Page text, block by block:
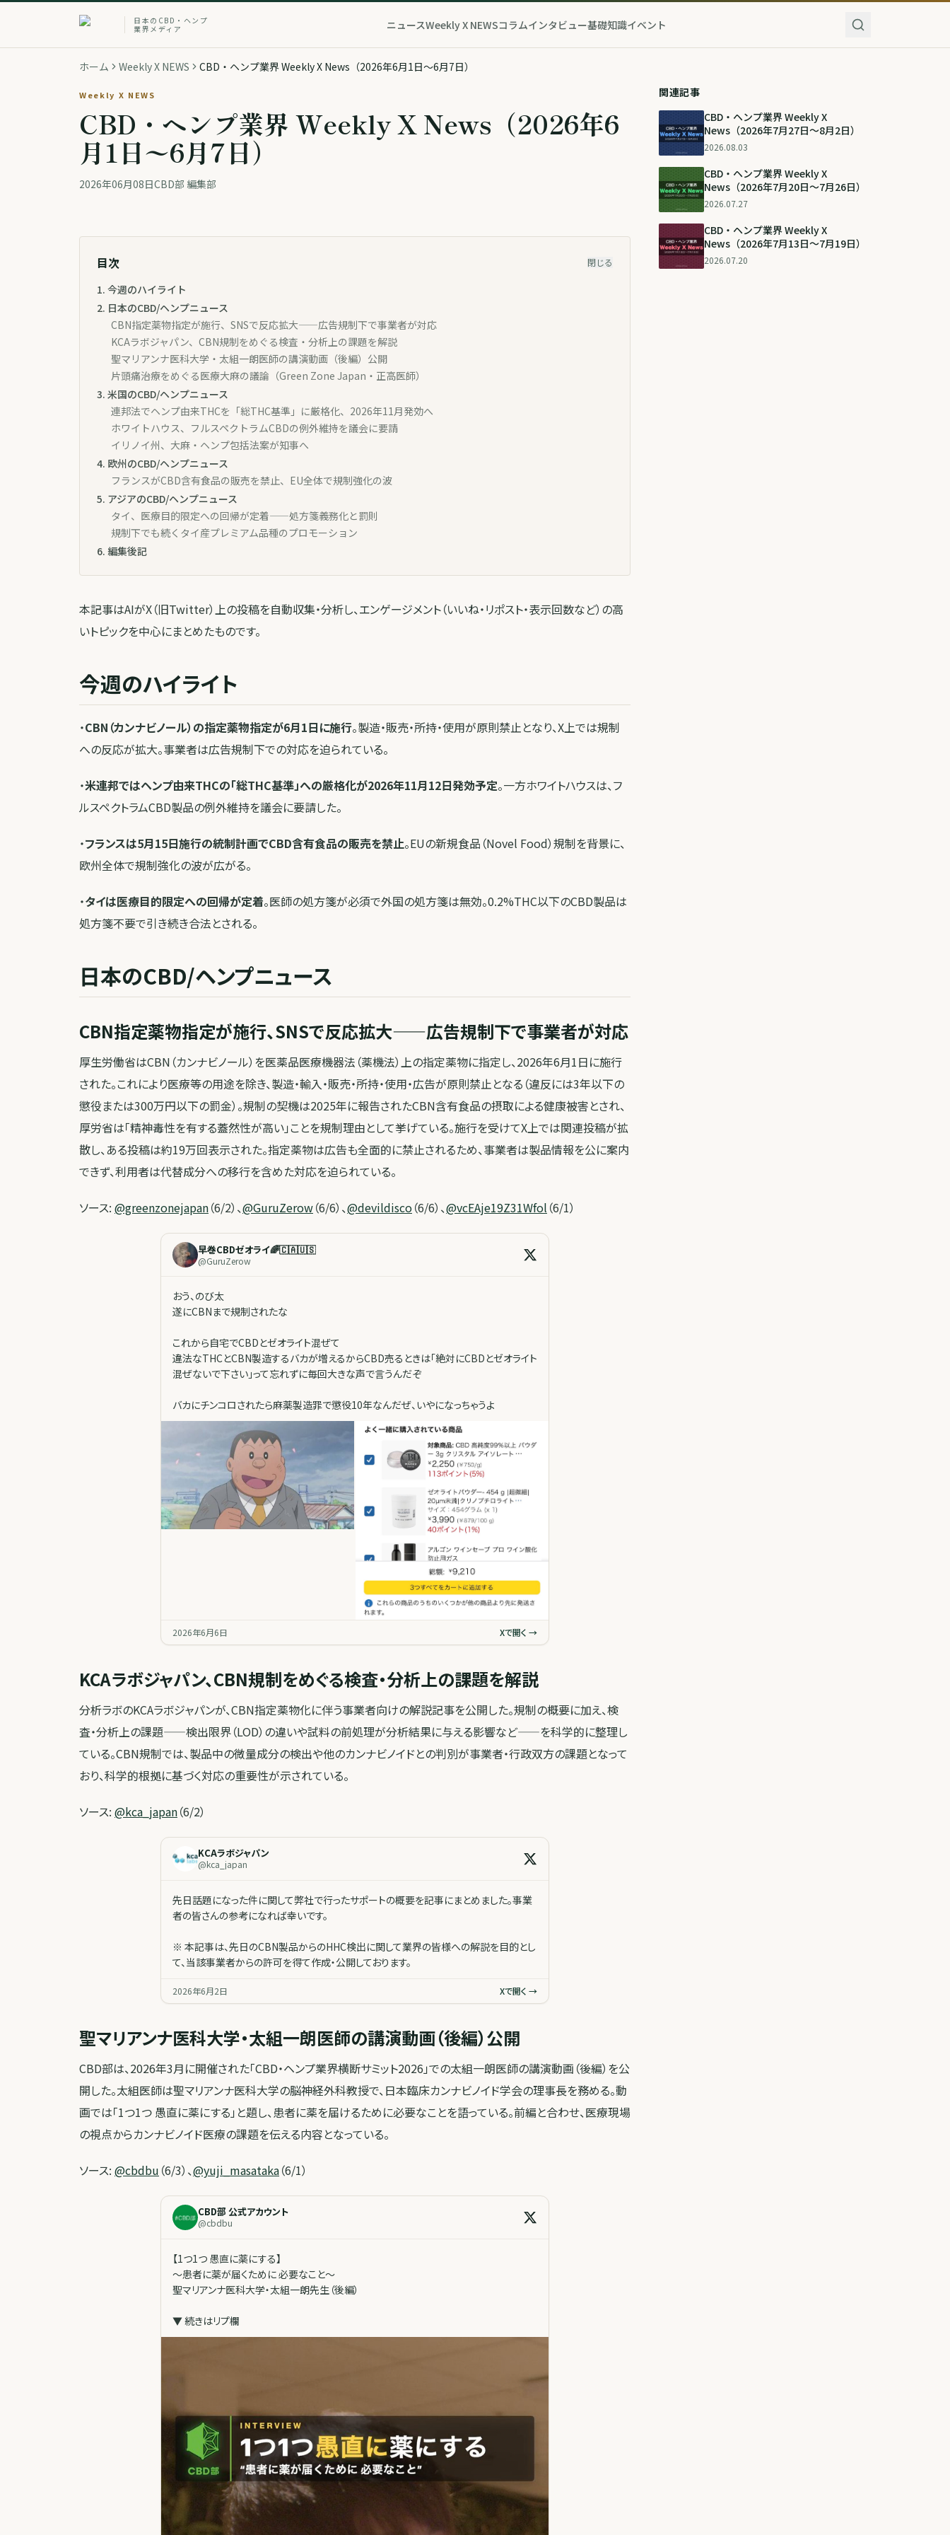
日本のCBD・ヘンプ
業界メディア
ニュースWeekly X NEWSコラムインタビュー基礎知識イベント
ホーム Weekly X NEWS CBD・ヘンプ業界 Weekly X News（2026年6月1日〜6月7日）
Weekly X NEWS
CBD・ヘンプ業界 Weekly X News（2026年6
月1日〜6月7日）
2026年06月08日CBD部 編集部
目次 閉じる
1. 今週のハイライト
2. 日本のCBD/ヘンプニュース
CBN指定薬物指定が施行、SNSで反応拡大——広告規制下で事業者が対応
KCAラボジャパン、CBN規制をめぐる検査・分析上の課題を解説
聖マリアンナ医科大学・太組一朗医師の講演動画（後編）公開
片頭痛治療をめぐる医療大麻の議論（Green Zone Japan・正高医師）
3. 米国のCBD/ヘンプニュース
連邦法でヘンプ由来THCを「総THC基準」に厳格化、2026年11月発効へ
ホワイトハウス、フルスペクトラムCBDの例外維持を議会に要請
イリノイ州、大麻・ヘンプ包括法案が知事へ
4. 欧州のCBD/ヘンプニュース
フランスがCBD含有食品の販売を禁止、EU全体で規制強化の波
5. アジアのCBD/ヘンプニュース
タイ、医療目的限定への回帰が定着——処方箋義務化と罰則
規制下でも続くタイ産プレミアム品種のプロモーション
6. 編集後記
本記事はAIがX（旧Twitter）上の投稿を自動収集・分析し、エンゲージメント（いいね・リポスト・表示回数など）の高
いトピックを中心にまとめたものです。
今週のハイライト
・CBN（カンナビノール）の指定薬物指定が6月1日に施行。製造・販売・所持・使用が原則禁止となり、X上では規制
への反応が拡大。事業者は広告規制下での対応を迫られている。
・米連邦ではヘンプ由来THCの「総THC基準」への厳格化が2026年11月12日発効予定。一方ホワイトハウスは、フ
ルスペクトラムCBD製品の例外維持を議会に要請した。
・フランスは5月15日施行の統制計画でCBD含有食品の販売を禁止。EUの新規食品（Novel Food）規制を背景に、
欧州全体で規制強化の波が広がる。
・タイは医療目的限定への回帰が定着。医師の処方箋が必須で外国の処方箋は無効。0.2%THC以下のCBD製品は
処方箋不要で引き続き合法とされる。
日本のCBD/ヘンプニュース
CBN指定薬物指定が施行、SNSで反応拡大——広告規制下で事業者が対応
厚生労働省はCBN（カンナビノール）を医薬品医療機器法（薬機法）上の指定薬物に指定し、2026年6月1日に施行
された。これにより医療等の用途を除き、製造・輸入・販売・所持・使用・広告が原則禁止となる（違反には3年以下の
懲役または300万円以下の罰金）。規制の契機は2025年に報告されたCBN含有食品の摂取による健康被害とされ、
厚労省は「精神毒性を有する蓋然性が高い」ことを規制理由として挙げている。施行を受けてX上では関連投稿が拡
散し、ある投稿は約19万回表示された。指定薬物は広告も全面的に禁止されるため、事業者は製品情報を公に案内
できず、利用者は代替成分への移行を含めた対応を迫られている。
ソース: @greenzonejapan（6/2）、@GuruZerow（6/6）、@devildisco（6/6）、@vcEAje19Z31Wfol （6/1）
早巻CBDゼオライ🌈🇨🇦🇺🇸
@GuruZerow
おう、のび太
遂にCBNまで規制されたな
これから自宅でCBDとゼオライト混ぜて
違法なTHCとCBN製造するバカが増えるからCBD売るときは「絶対にCBDとゼオライト
混ぜないで下さい」って忘れずに毎回大きな声で言うんだぞ
バカにチンコロされたら麻薬製造罪で懲役10年なんだぜ、いやになっちゃうよ
2026年6月6日 Xで開く →
KCAラボジャパン、CBN規制をめぐる検査・分析上の課題を解説
分析ラボのKCAラボジャパンが、CBN指定薬物化に伴う事業者向けの解説記事を公開した。規制の概要に加え、検
査・分析上の課題——検出限界（LOD）の違いや試料の前処理が分析結果に与える影響など——を科学的に整理し
ている。CBN規制では、製品中の微量成分の検出や他のカンナビノイドとの判別が事業者・行政双方の課題となって
おり、科学的根拠に基づく対応の重要性が示されている。
ソース: @kca_japan（6/2）
KCAラボジャパン
@kca_japan
先日話題になった件に関して弊社で行ったサポートの概要を記事にまとめました。事業
者の皆さんの参考になれば幸いです。
※ 本記事は、先日のCBN製品からのHHC検出に関して業界の皆様への解説を目的とし
て、当該事業者からの許可を得て作成・公開しております。
2026年6月2日 Xで開く →
聖マリアンナ医科大学・太組一朗医師の講演動画（後編）公開
CBD部は、2026年3月に開催された「CBD・ヘンプ業界横断サミット2026」での太組一朗医師の講演動画（後編）を公
開した。太組医師は聖マリアンナ医科大学の脳神経外科教授で、日本臨床カンナビノイド学会の理事長を務める。動
画では「1つ1つ 愚直に薬にする」と題し、患者に薬を届けるために必要なことを語っている。前編と合わせ、医療現場
の視点からカンナビノイド医療の課題を伝える内容となっている。
ソース: @cbdbu （6/3）、@yuji_masataka（6/1）
CBD部 公式アカウント
@cbdbu
【1つ1つ 愚直に薬にする】
〜患者に薬が届くために 必要なこと〜
聖マリアンナ医科大学・太組一朗先生（後編）
▼ 続きはリプ欄
関連記事
CBD・ヘンプ業界 Weekly X
News（2026年7月27日〜8月2日）
2026.08.03
CBD・ヘンプ業界 Weekly X
News（2026年7月20日〜7月26日）
2026.07.27
CBD・ヘンプ業界 Weekly X
News（2026年7月13日〜7月19日）
2026.07.20